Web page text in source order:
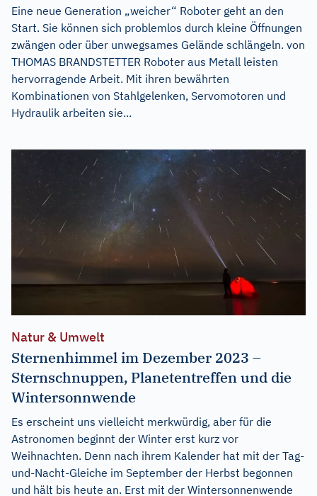
Eine neue Generation „weicher“ Roboter geht an den
Start. Sie können sich problemlos durch kleine Öffnungen
zwängen oder über unwegsames Gelände schlängeln. von
THOMAS BRANDSTETTER Roboter aus Metall leisten
hervorragende Arbeit. Mit ihren bewährten
Kombinationen von Stahlgelenken, Servomotoren und
Hydraulik arbeiten sie...
Natur & Umwelt
Sternenhimmel im Dezember 2023 –
Sternschnuppen, Planetentreffen und die
Wintersonnwende
Es erscheint uns vielleicht merkwürdig, aber für die
Astronomen beginnt der Winter erst kurz vor
Weihnachten. Denn nach ihrem Kalender hat mit der Tag-
und-Nacht-Gleiche im September der Herbst begonnen
und hält bis heute an. Erst mit der Wintersonnenwende